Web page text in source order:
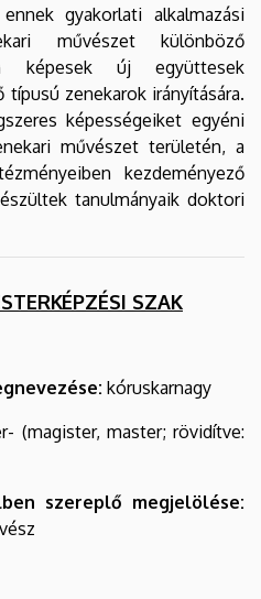
gyakorlati alkalmazási
művészet különböző
képesek új együttesek
zenekarok irányítására.
képességeiket egyéni
művészet területén, a
kezdeményező
tanulmányaik doktori
SZAK
kóruskarnagy
(magister, master; rövidítve:
szereplő megjelölése: